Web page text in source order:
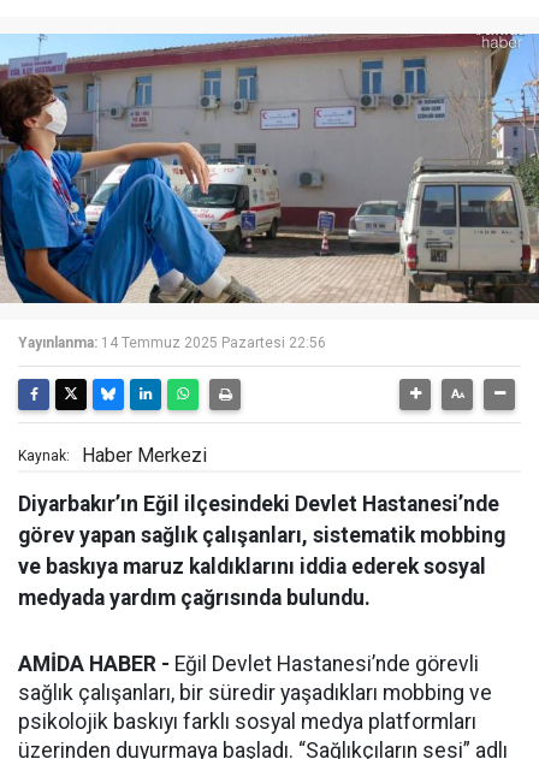
Yayınlanma: 14 Temmuz 2025 Pazartesi 22:56
Kaynak: Haber Merkezi
Diyarbakır’ın Eğil ilçesindeki Devlet Hastanesi’nde
görev yapan sağlık çalışanları, sistematik mobbing
ve baskıya maruz kaldıklarını iddia ederek sosyal
medyada yardım çağrısında bulundu.
AMİDA HABER - Eğil Devlet Hastanesi’nde görevli
sağlık çalışanları, bir süredir yaşadıkları mobbing ve
psikolojik baskıyı farklı sosyal medya platformları
üzerinden duyurmaya başladı. “Sağlıkçıların sesi” adlı